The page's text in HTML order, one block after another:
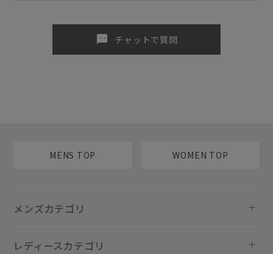
sms チャットで質問
MENS TOP WOMEN TOP
メンズカテゴリ
レディースカテゴリ